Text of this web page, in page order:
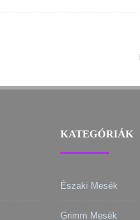
KATEGÓRIÁK
Északi Mesék
Grimm Mesék